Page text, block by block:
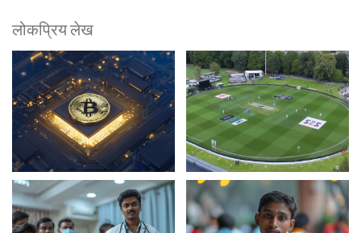
लोकप्रिय लेख